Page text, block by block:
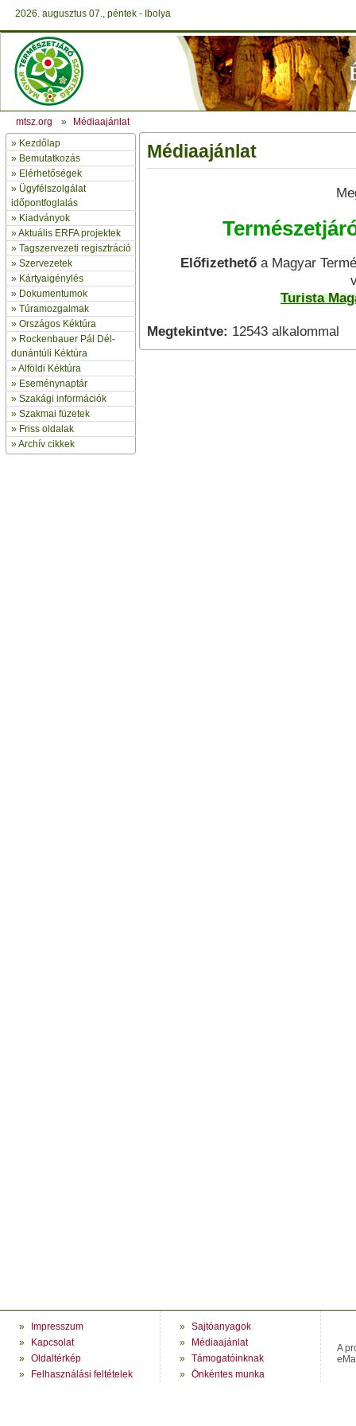
2026. augusztus 07., péntek - Ibolya
mtsz.org »
Médiaajánlat
» Kezdőlap
» Bemutatkozás
» Elérhetőségek
» Ügyfélszolgálat
időpontfoglalás
» Kiadványok
»Aktuális ERFA projektek
» Tagszervezeti regisztráció
» Szervezetek
» Kártyaigénylés
» Dokumentumok
» Túramozgalmak
» Országos Kéktúra
» Rockenbauer Pál Dél-
dunántúli Kéktúra
»Alföldi Kéktúra
» Eseménynaptár
» Szakági információk
» Szakmai füzetek
» Friss oldalak
»Archív cikkek
Médiaajánlat
Előfizethető a Magyar
Turista
Megtekintve: 12543 alkalommal
»
Impresszum
»
Kapcsolat
» Oldaltérkép
»
Felhasználási feltételek
» Sajtóanyagok
»
Médiaajánlat
» Támogatóinknak
» Önkéntes munka
A